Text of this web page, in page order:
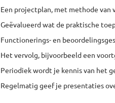
Een projectplan, met methode van
Geëvalueerd wat de praktische
Functionerings- en
Het vervolg, bijvoorbeeld een
Periodiek wordt je kennis van het
Regelmatig geef je presentaties